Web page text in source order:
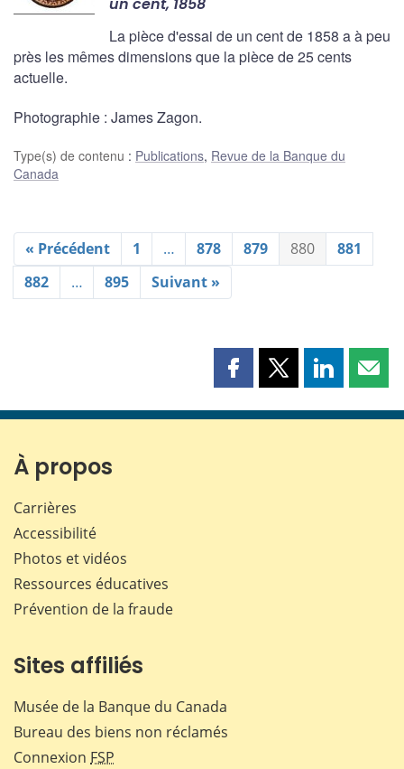
La pièce d'essai de un cent de 1858 a à peu
près les mêmes dimensions que la pièce de 25 cents
actuelle.
Photographie : James Zagon.
Type(s) de contenu : Publications, Revue de la Banque du
Canada
« Précédent 1 … 878 879 880
881
882
… 895 Suivant »
Partager
page
Partager
page
Partager
page page
À propos
Carrières
Accessibilité
Photos et vidéos
Ressources éducatives
Prévention de la fraude
Sites affiliés
Musée de la Banque du Canada
Bureau des biens non réclamés
Connexion FSP